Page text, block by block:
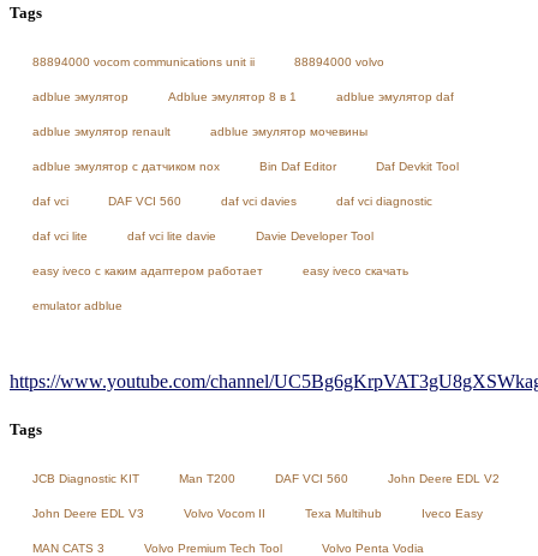
Tags
88894000 vocom communications unit ii 88894000 volvo
adblue эмулятор Adblue эмулятор 8 в 1 adblue эмулятор daf
adblue эмулятор renault adblue эмулятор мочевины
adblue эмулятор с датчиком nox Bin Daf Editor Daf Devkit Tool
daf vci DAF VCI 560 daf vci davies daf vci diagnostic
daf vci lite daf vci lite davie Davie Developer Tool
easy iveco с каким адаптером работает easy iveco скачать
emulator adblue
https://www.youtube.com/channel/
Tags
JCB Diagnostic KIT Man T200 DAF VCI 560 John Deere EDL V2
John Deere EDL V3 Volvo Vocom II Texa Multihub Iveco Easy
MAN CATS 3 Volvo Premium Tech Tool Volvo Penta Vodia